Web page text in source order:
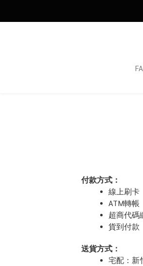
付款方式：
線上刷卡
ATM轉帳
超商代碼
貨到付款
送貨方式：
宅配：新